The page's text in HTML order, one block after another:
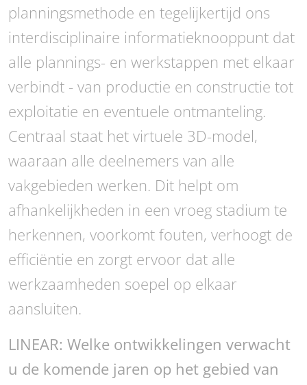
planningsmethode en tegelijkertijd ons
interdisciplinaire informatieknooppunt dat
alle plannings- en werkstappen met elkaar
verbindt - van productie en constructie tot
exploitatie en eventuele ontmanteling.
Centraal staat het virtuele 3D-model,
waaraan alle deelnemers van alle
vakgebieden werken. Dit helpt om
afhankelijkheden in een vroeg stadium te
herkennen, voorkomt fouten, verhoogt de
efficiëntie en zorgt ervoor dat alle
werkzaamheden soepel op elkaar
aansluiten.
LINEAR: Welke ontwikkelingen verwacht
u de komende jaren op het gebied van